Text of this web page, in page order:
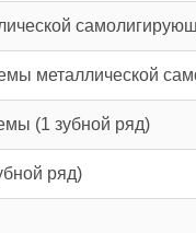
металлической
(1 зубной ряд)
ряд)